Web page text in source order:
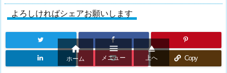
よろしければシェアお願いします
Copy

ホーム

メニュー

上へ